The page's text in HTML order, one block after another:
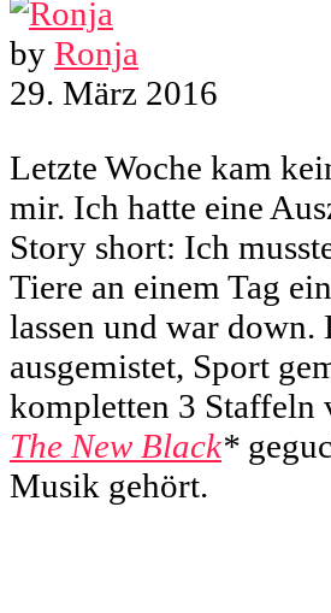
by Ronja
29. März 2016
Letzte Woche kam
mir. Ich hatte eine
Story short: Ich
Tiere an einem Tag
lassen und war down.
ausgemistet, Sport
kompletten 3 Staffeln
The New Black*
Musik gehört.